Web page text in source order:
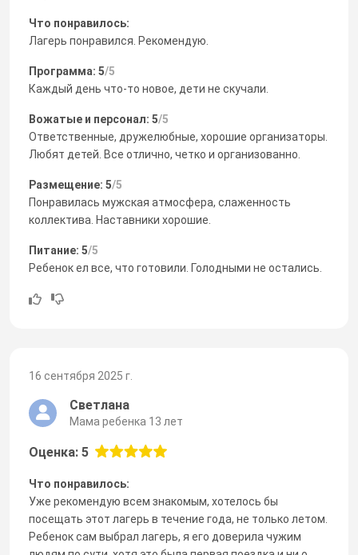
Что понравилось:
Лагерь понравился. Рекомендую.
Программа: 5/5
Каждый день что-то новое, дети не скучали.
Вожатые и персонал: 5/5
Ответственные, дружелюбные, хорошие организаторы.
Любят детей. Все отлично, четко и организованно.
Размещение: 5/5
Понравилась мужская атмосфера, слаженность
коллектива. Наставники хорошие.
Питание: 5/5
Ребенок ел все, что готовили. Голодными не остались.
16 сентября 2025 г.
Светлана
Мама ребенка 13 лет
Оценка: 5
Что понравилось:
Уже рекомендую всем знакомым, хотелось бы
посещать этот лагерь в течение года, не только летом.
Ребенок сам выбрал лагерь, я его доверила чужим